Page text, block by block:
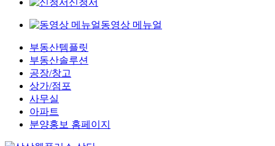
신청서
동영상 메뉴얼
부동산템플릿
부동산솔루션
공장/창고
상가/점포
사무실
아파트
분양홍보 홈페이지